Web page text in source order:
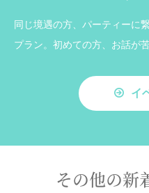
同じ境遇の方、パーティーに
プラン。初めての方、お話が
イ
その他の新